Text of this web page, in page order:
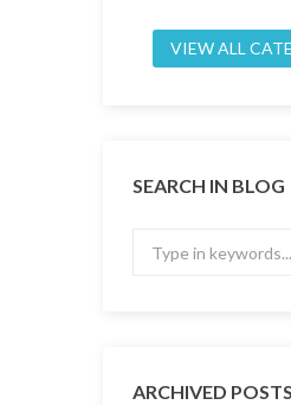
VIEW ALL
SEARCH IN BLOG
ARCHIVED POSTS